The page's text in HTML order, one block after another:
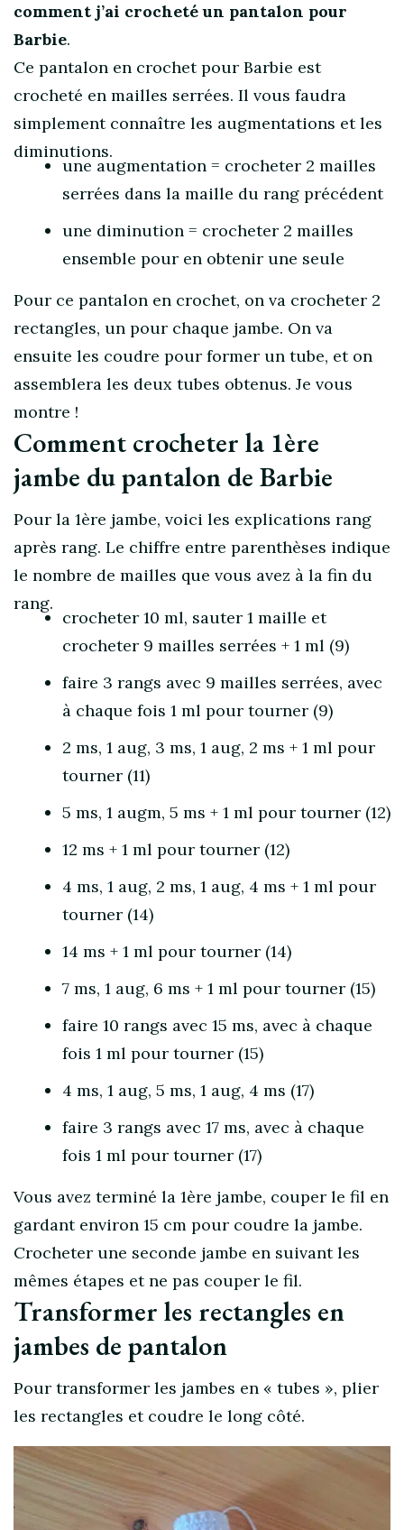
comment j’ai crocheté un pantalon pour
Barbie.
Ce pantalon en crochet pour Barbie est
crocheté en mailles serrées. Il vous faudra
simplement connaître les augmentations et les
diminutions.
une augmentation = crocheter 2 mailles
serrées dans la maille du rang précédent
une diminution = crocheter 2 mailles
ensemble pour en obtenir une seule
Pour ce pantalon en crochet, on va crocheter 2
rectangles, un pour chaque jambe. On va
ensuite les coudre pour former un tube, et on
assemblera les deux tubes obtenus. Je vous
montre !
Comment crocheter la 1ère
jambe du pantalon de Barbie
Pour la 1ère jambe, voici les explications rang
après rang. Le chiffre entre parenthèses indique
le nombre de mailles que vous avez à la fin du
rang.
crocheter 10 ml, sauter 1 maille et
crocheter 9 mailles serrées + 1 ml (9)
faire 3 rangs avec 9 mailles serrées, avec
à chaque fois 1 ml pour tourner (9)
2 ms, 1 aug, 3 ms, 1 aug, 2 ms + 1 ml pour
tourner (11)
5 ms, 1 augm, 5 ms + 1 ml pour tourner (12)
12 ms + 1 ml pour tourner (12)
4 ms, 1 aug, 2 ms, 1 aug, 4 ms + 1 ml pour
tourner (14)
14 ms + 1 ml pour tourner (14)
7 ms, 1 aug, 6 ms + 1 ml pour tourner (15)
faire 10 rangs avec 15 ms, avec à chaque
fois 1 ml pour tourner (15)
4 ms, 1 aug, 5 ms, 1 aug, 4 ms (17)
faire 3 rangs avec 17 ms, avec à chaque
fois 1 ml pour tourner (17)
Vous avez terminé la 1ère jambe, couper le fil en
gardant environ 15 cm pour coudre la jambe.
Crocheter une seconde jambe en suivant les
mêmes étapes et ne pas couper le fil.
Transformer les rectangles en
jambes de pantalon
Pour transformer les jambes en « tubes », plier
les rectangles et coudre le long côté.